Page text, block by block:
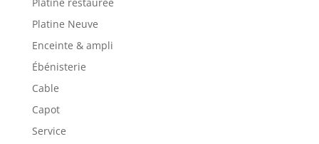
Platine restaurée
Platine Neuve
Enceinte & ampli
Ébénisterie
Cable
Capot
Service